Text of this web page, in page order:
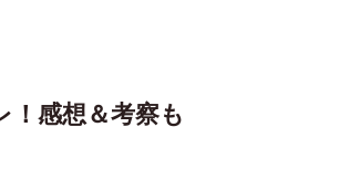
感想＆考察も